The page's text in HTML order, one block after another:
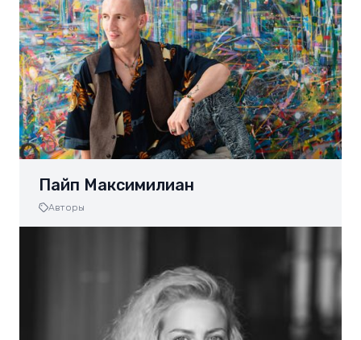
Пайп Максимилиан
Авторы